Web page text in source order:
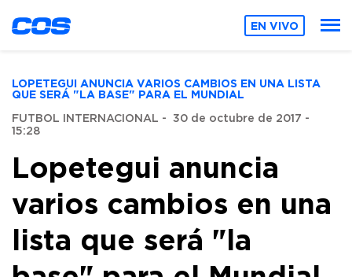
EN VIVO
LOPETEGUI ANUNCIA VARIOS CAMBIOS EN UNA LISTA
QUE SERÁ "LA BASE" PARA EL MUNDIAL
FUTBOL INTERNACIONAL - 30 de octubre de 2017 -
15:28
Lopetegui anuncia
varios cambios en una
lista que será "la